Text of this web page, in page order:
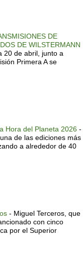
DE
DE WILSTERMANN
20 de abril, junto a
Primera A se
Hora del Planeta 2026 -
de las ediciones más
a alrededor de 40
- Miguel Terceros, que
con cinco
por el Superior